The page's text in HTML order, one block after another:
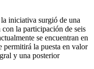
iniciativa surgió de una
la participación de seis
se encuentran en
permitirá la puesta en valor
y una posterior